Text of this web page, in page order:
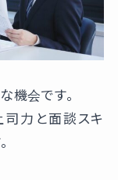
機会です。
司力と面談スキ